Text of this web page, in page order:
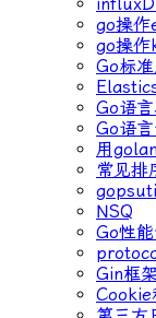
go操作
go操
Go标
Go语
Go语
用
常见排
NSQ
Go性
Gin框
Cookie